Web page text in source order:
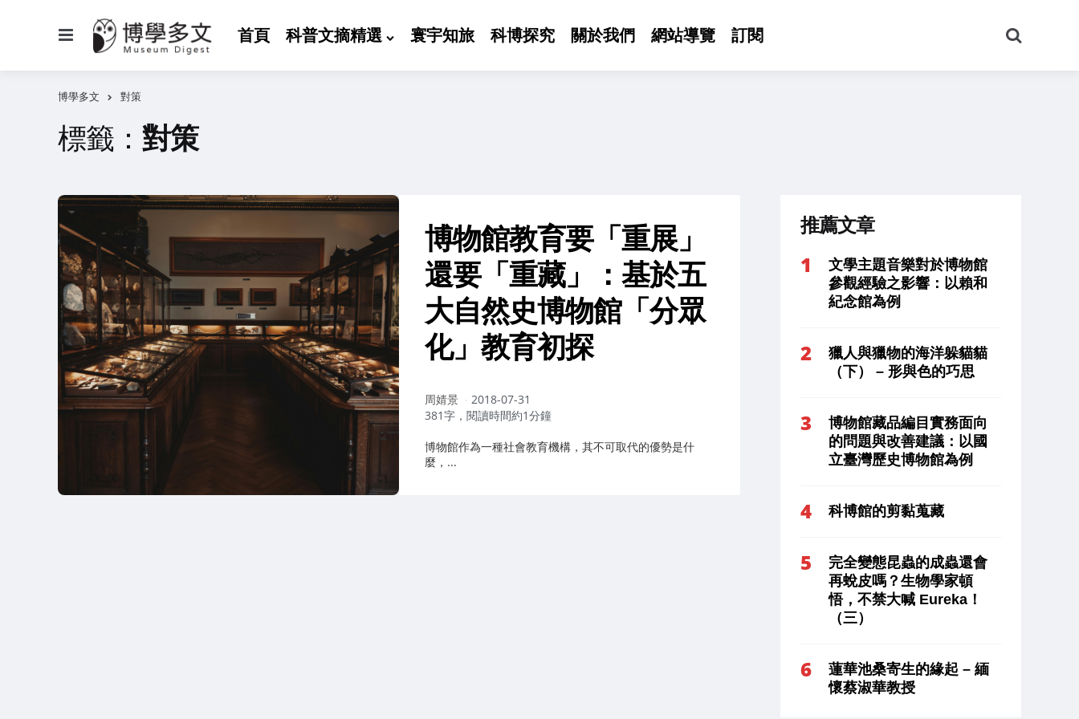
首頁 科普文摘精選 寰宇知旅 科博探究 關於我們 網站導覽 訂閱
尋
博學多文 對策
標籤： 對策
博物館教育要「重展」
還要「重藏」：基於五
大自然史博物館「分眾
化」教育初探
作
者：
周婧景
2018-07-31
381字，閱讀時間約1分鐘
博物館作為一種社會教育機構，其不可取代的優勢是什
麼，...
推薦文章
文學主題音樂對於博物館
參觀經驗之影響：以賴和
紀念館為例
獵人與獵物的海洋躲貓貓
（下） – 形與色的巧思
博物館藏品編目實務面向
的問題與改善建議：以國
立臺灣歷史博物館為例
科博館的剪黏蒐藏
完全變態昆蟲的成蟲還會
再蛻皮嗎？生物學家頓
悟，不禁大喊 Eureka！
（三）
蓮華池桑寄生的緣起 – 緬
懷蔡淑華教授